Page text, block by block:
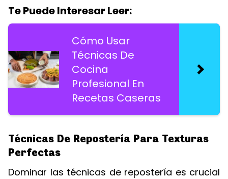
Te Puede Interesar Leer:
Cómo Usar
Técnicas De
Cocina
Profesional En
Recetas Caseras
Técnicas De Repostería Para Texturas
Perfectas
Dominar las técnicas de repostería es crucial